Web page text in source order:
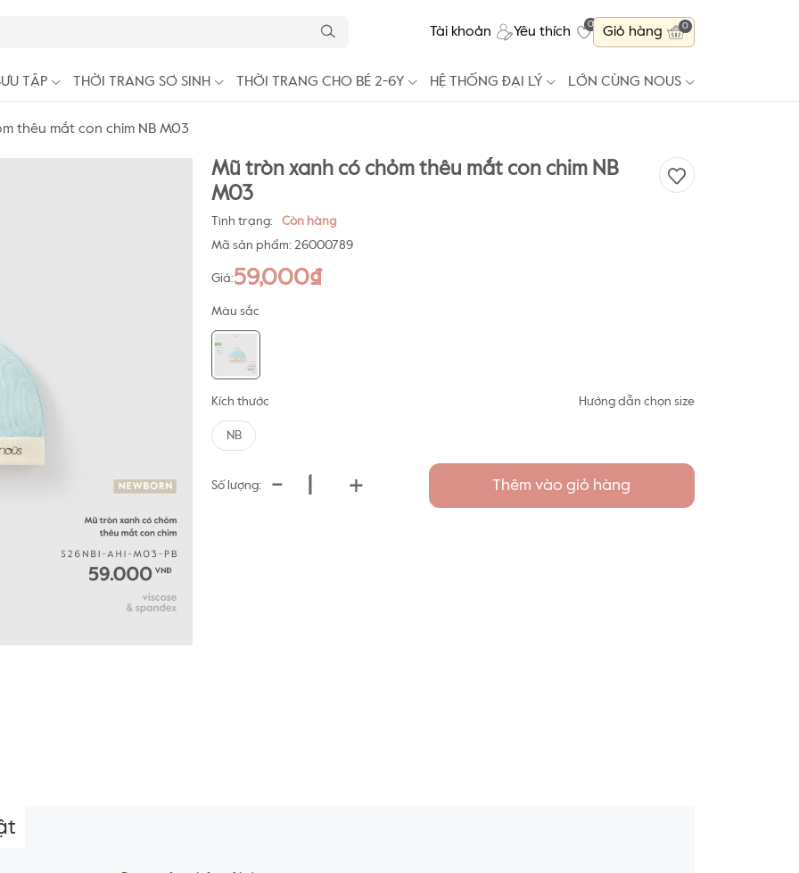
Tài khoản Yêu thích
0
Giỏ hàng 0
TẬP THỜI TRANG SƠ SINH THỜI TRANG CHO BÉ 2-6Y HỆ THỐNG ĐẠI LÝ LỚN CÙNG NOUS
thêu mắt con chim NB M03
Mũ tròn xanh có chỏm thêu mắt con chim NB
M03
Tình trạng:
Còn hàng
Mã sản phẩm: 26000789
Giá:59,000₫
Màu sắc
Kích thước Hướng dẫn chọn size
NB
Số lượng: - + Thêm vào giỏ hàng